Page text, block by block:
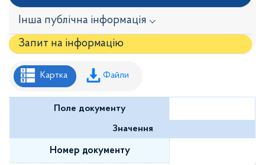
Інша публічна інформація ⌵
Запит на iнформацію
Рішення районної ради
Рішення виконавчого комітету
Розпорядження районного голови
Регуляторні акти
Проекти рішень районної ради
Картка Файли
Поле документу
Значення
Номер документу